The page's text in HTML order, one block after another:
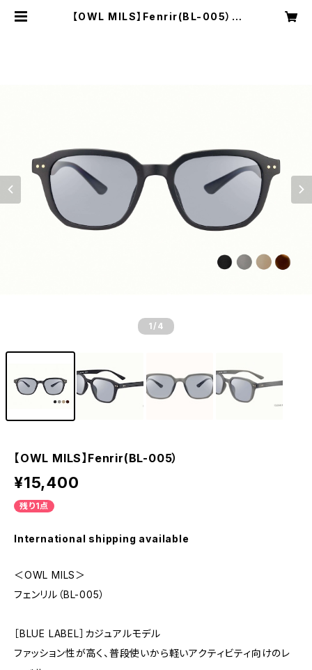
【OWL MILS】Fenrir(BL-005） |
1 /4
【OWL MILS】Fenrir(BL-005）
¥15,400
残り1点
International shipping available
＜OWL MILS＞
フェンリル（BL-005）
［BLUE LABEL］カジュアルモデル
ファッション性が高く、普段使いから軽いアクティビティ向けのレ